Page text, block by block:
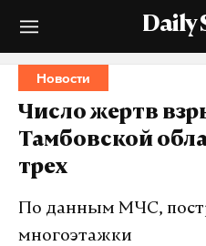
Daily
Новости
Число жертв
Тамбовской
трех
По данным МЧС,
многоэтажки